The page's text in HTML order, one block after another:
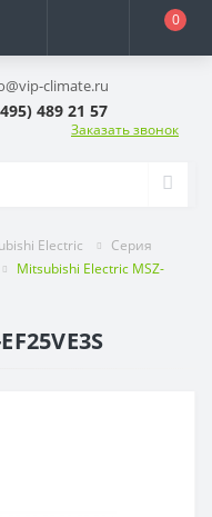
0
climate.ru
489 21 57
Заказать звонок
Electric
Серия
Mitsubishi Electric MSZ-